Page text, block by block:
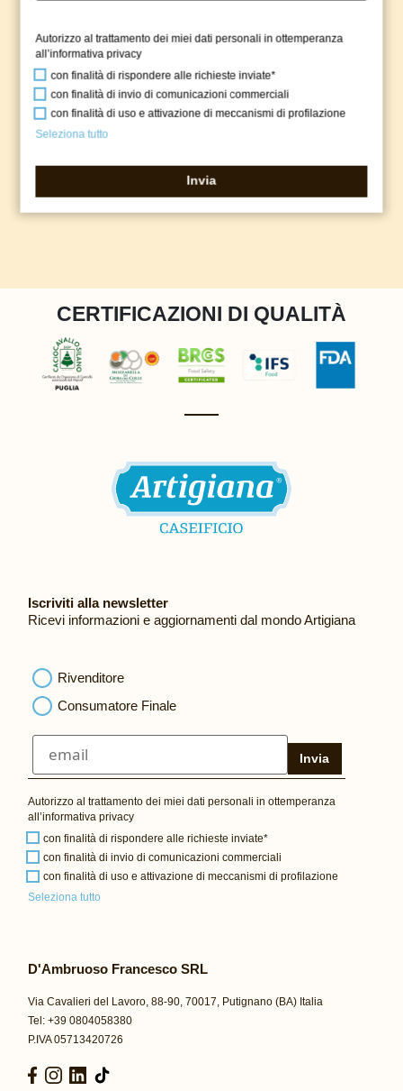
CERTIFICAZIONI DI QUALITÀ
D'Ambruoso Francesco SRL
Via Cavalieri del Lavoro, 88-90, 70017, Putignano (BA) Italia
Tel: +39 0804058380
P.IVA 05713420726
Iscriviti alla newsletter
Ricevi informazioni e aggiornamenti dal mondo Artigiana
Rivenditore
Consumatore Finale
Invia
Autorizzo al trattamento dei miei dati personali in ottemperanza
all’informativa privacy
con finalità di rispondere alle richieste inviate*
con finalità di invio di comunicazioni commerciali
con finalità di uso e attivazione di meccanismi di profilazione
Seleziona tutto
Autorizzo al trattamento dei miei dati personali in ottemperanza
all’informativa privacy
con finalità di rispondere alle richieste inviate*
con finalità di invio di comunicazioni commerciali
con finalità di uso e attivazione di meccanismi di profilazione
Seleziona tutto
Invia